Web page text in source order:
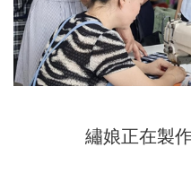
繡娘正在製